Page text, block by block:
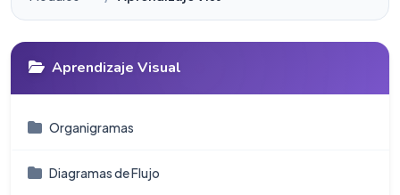
Aprendizaje Visual
Organigramas
Diagramas de Flujo